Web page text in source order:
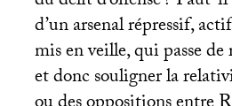
d’un arsenal répressif,
mis en veille, qui passe
et donc souligner la